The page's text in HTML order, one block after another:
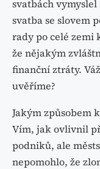
svatbách
svatba se slovem
rady po celé zemi
že nějakým
finanční ztráty.
uvěříme?
Jakým způsobem
Vím, jak ovlivnil
podniků, ale
nepomohlo, že